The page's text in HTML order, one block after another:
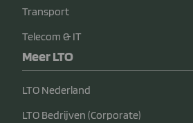
Transport
Telecom & IT
Meer LTO
LTO Nederland
LTO Bedrijven (Corporate)